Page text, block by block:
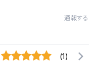
通報する
(1)